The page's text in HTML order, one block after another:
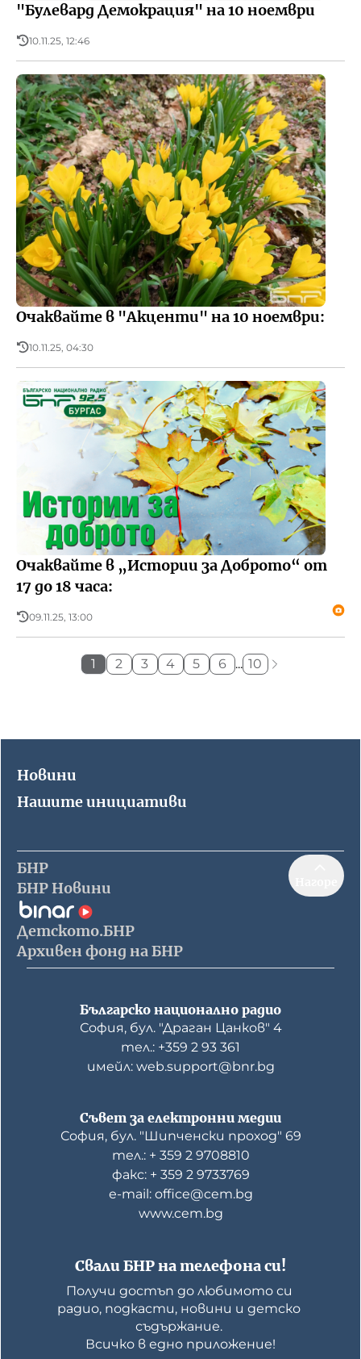
"Булевард Демокрация" на 10 ноември
10.11.25, 12:46
Очаквайте в "Акценти" на 10 ноември:
10.11.25, 04:30
Очаквайте в „Истории за Доброто“ от
17 до 18 часа:
09.11.25, 13:00
1 2 3 4 5 6 ... 10
Новини
Нашите инициативи
БНР
БНР Новини
Детското.БНР
Архивен фонд на БНР
Българско национално радио
София, бул. "Драган Цанков" 4
тел.: +359 2 93 361
имейл: web.support@bnr.bg
Свали БНР на телефона си!
Получи достъп до любимото си
радио, подкасти, новини и детско
съдържание.
Всичко в едно приложение!
Съвет за електронни медии
София, бул. "Шипченски проход" 69
тел.: + 359 2 9708810
факс: + 359 2 9733769
е-mail: office@cem.bg
www.cem.bg